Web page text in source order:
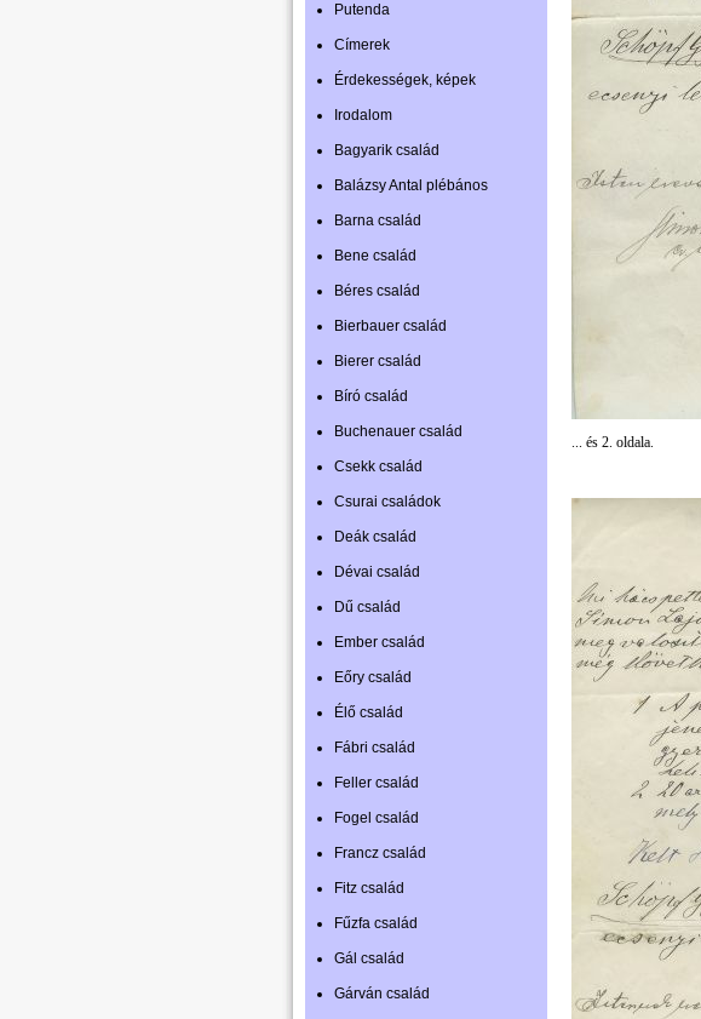
Putenda
Címerek
Érdekességek, képek
Irodalom
Bagyarik család
Balázsy Antal plébános
Barna család
Bene család
Béres család
Bierbauer család
Bierer család
Bíró család
Buchenauer család
Csekk család
Csurai családok
Deák család
Dévai család
Dű család
Ember család
Eőry család
Élő család
Fábri család
Feller család
Fogel család
Francz család
Fitz család
Fűzfa család
Gál család
Gárván család
... és 2. oldala.